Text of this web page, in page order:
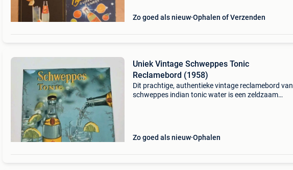
Zo goed als nieuw Ophalen of Verzenden
Uniek Vintage Schweppes Tonic
Reclamebord (1958)
Dit prachtige, authentieke vintage reclamebord van
schweppes indian tonic water is een zeldzaam
Zo goed als nieuw Ophalen